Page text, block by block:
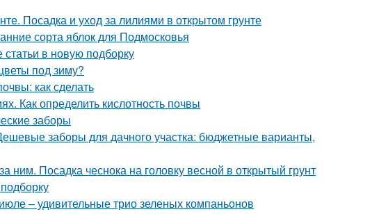
Посадка и уход за лилиями в открытом грунте
сорта яблок для Подмосковья
в новую подборку
под зиму?
как сделать
Как определить кислотность почвы
заборы
заборы для дачного участка: бюджетные варианты,
ним. Посадка чеснока на головку весной в открытый грунт
– удивительные трио зеленых компаньонов